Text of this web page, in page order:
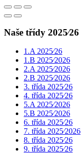
Naše třídy 2025⁄26
1.A 2025⁄26
1.B 2025⁄2026
2.A 2025⁄2026
2.B 2025⁄2026
3. třída 2025⁄26
4. třída 2025⁄26
5.A 2025⁄2026
5.B 2025⁄2026
6. třída 2025⁄26
7. třída 2025⁄2026
8. třída 2025⁄26
9. třída 2025⁄26